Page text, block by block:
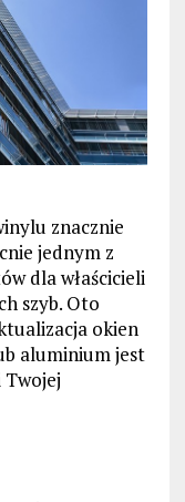
znacznie
jednym z
dla właścicieli
szyb. Oto
okien
aluminium jest
Twojej